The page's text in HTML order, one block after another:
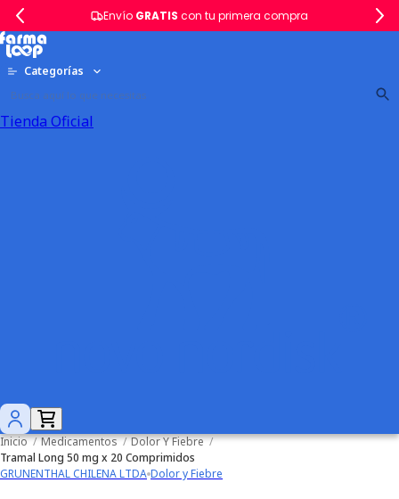
Envío GRATIS con tu primera compra
Categorías
Tienda Oficial
Inicio / Medicamentos / Dolor Y Fiebre /
Tramal Long 50 mg x 20 Comprimidos
GRUNENTHAL CHILENA LTDA Dolor y Fiebre